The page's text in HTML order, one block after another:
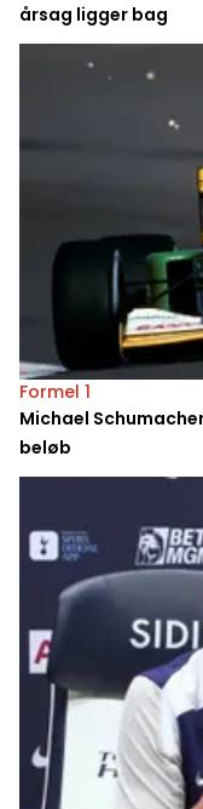
årsag ligger bag
Formel 1
Michael
beløb